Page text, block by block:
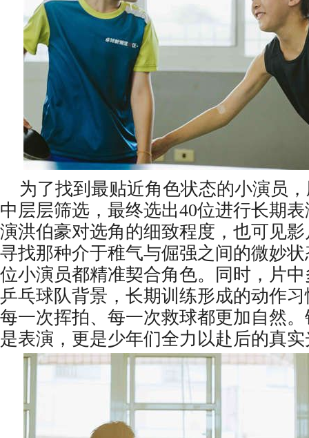
为了找到最贴近角色状态的小演员
中层层筛选，最终选出40位进行长期
演洪伯豪对选角的细致程度，也可见
寻找那种介于稚气与倔强之间的微妙
位小演员都精准契合角色。同时，片
乒乓球队背景，长期训练形成的动作
每一次挥拍、每一次救球都更加自然
是表演，更是少年们全力以赴后的真